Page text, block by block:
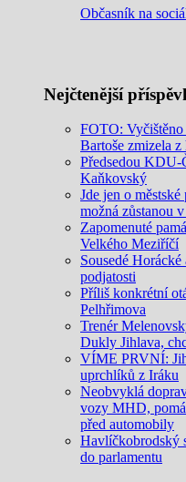
Občasník na
Nejčtenější
FOTO:
Bartoše zmizela
Předsedou KDU-
Kaňkovský
Jde jen o
možná zůstanou
Zapomenuté
Velkého Meziříčí
Sousedé
podjatosti
Příliš konkrétní
Pelhřimova
Trenér
Dukly Jihlava,
VÍME PRVNÍ:
uprchlíků z Iráku
Neobvyklá
vozy MHD,
před automobily
Havlíčkobrodský
do parlamentu